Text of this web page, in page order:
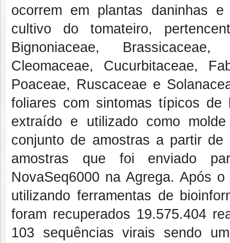
ocorrem em plantas daninhas
cultivo do tomateiro,
Bignoniaceae,
Cleomaceae, Cucurbitaceae,
Poaceae, Ruscaceae e
foliares com sintomas típicos
extraído e utilizado como
conjunto de amostras a partir
amostras que foi enviado
NovaSeq6000 na Agrega. Após
utilizando ferramentas de
foram recuperados 19.575.404
103 sequências virais sendo